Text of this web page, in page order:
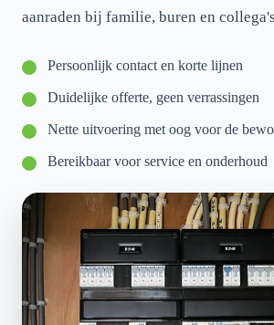
aanraden bij familie, buren en
Persoonlijk contact en korte lijnen
Duidelijke offerte, geen verrassingen
Nette uitvoering met oog voor de
Bereikbaar voor service en onderhoud